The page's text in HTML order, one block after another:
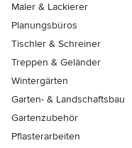
Maler & Lackierer
Planungsbüros
Tischler & Schreiner
Treppen & Geländer
Wintergärten
Garten- & Landschaftsbau
Gartenzubehör
Pflasterarbeiten